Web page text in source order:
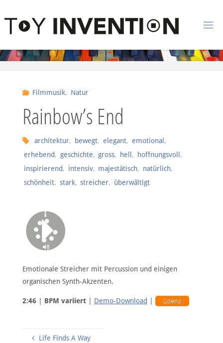
O
Y
Filmmusik, Natur
Rainbow’s End
architektur, bewegt, elegant, emotional ,
erhebend, geschichte, gross, hell , hoffnungsvoll ,
inspirierend, intensiv, majestätisch, natürlich,
schönheit, stark, streicher, überwältigt
Emotionale Streicher mit Percussion und einigen
organischen Synth-Akzenten.
2:46| BPM variiert| Demo-Download Lizenz
Life Finds A Way